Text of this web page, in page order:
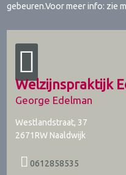
gebeuren.Voor meer info: zie
Welzijnspraktijk
George Edelman
Westlandstraat, 37
2671RW Naaldwijk
0612858535